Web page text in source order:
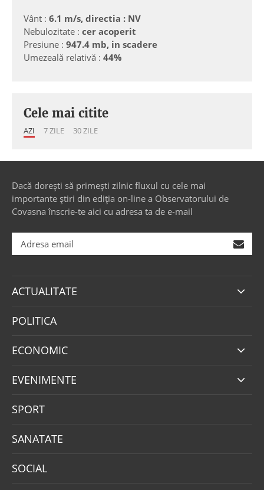
Vânt : 6.1 m/s, directia : NV
Nebulozitate : cer acoperit
Presiune : 947.4 mb, in scadere
Umezeală relativă : 44%
Cele mai citite
AZI 7 ZILE 30 ZILE
Dacă dorești să primești zilnic fluxul cu cele mai
importante știri din ediția on-line a Observatorului de
Covasna înscrie-te aici cu adresa ta de e-mail
ACTUALITATE
POLITICA
ECONOMIC
EVENIMENTE
SPORT
SANATATE
SOCIAL